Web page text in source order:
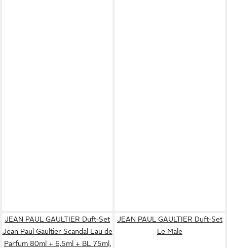
JEAN PAUL GAULTIER Duft-Set
Jean Paul Gaultier Scandal Eau de
Parfum 80ml + 6,5ml + BL 75ml,
JEAN PAUL GAULTIER Duft-Set
Le Male